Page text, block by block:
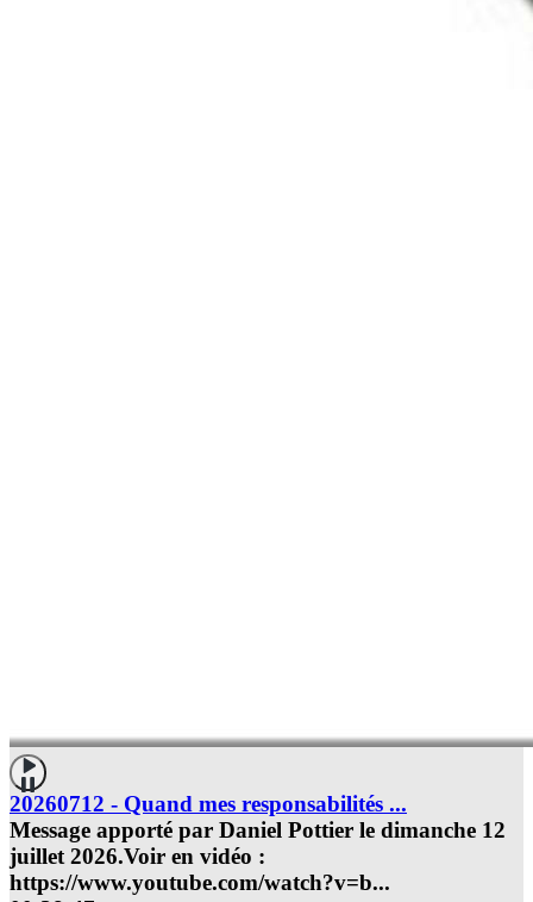
20260712 - Quand mes responsabilités ...
Message apporté par Daniel Pottier le dimanche 12
juillet 2026.Voir en vidéo :
https://www.youtube.com/watch?v=b...